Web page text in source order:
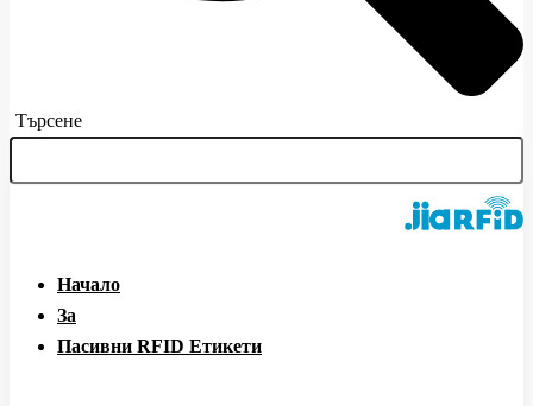
Търсене
Начало
За
Пасивни RFID Етикети